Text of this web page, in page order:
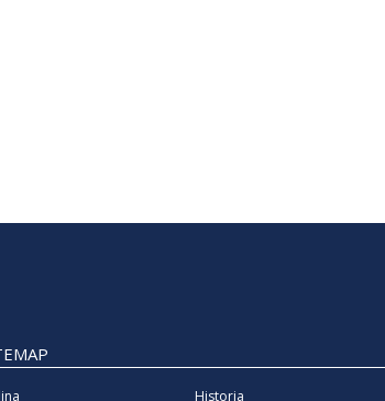
Historia